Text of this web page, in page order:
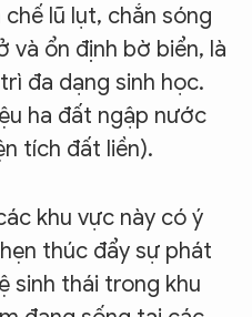
lũ lụt, chắn sóng
và ổn định bờ biển, là
đa dạng sinh học.
ha đất ngập nước
tích đất liền).
khu vực này có ý
thúc đẩy sự phát
sinh thái trong khu